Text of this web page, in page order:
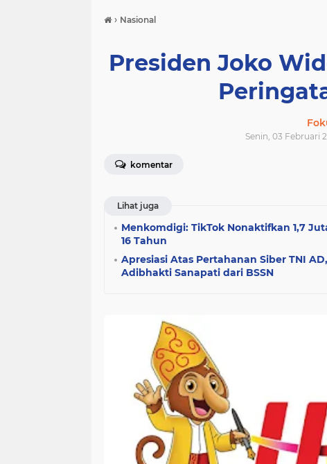
› Nasional
Presiden Joko
Senin, 03 Februari
komentar
Lihat juga
Menkomdigi: TikTok Nonaktifkan 1,7
16 Tahun
Apresiasi Atas Pertahanan Siber TNI
Adibhakti Sanapati dari BSSN